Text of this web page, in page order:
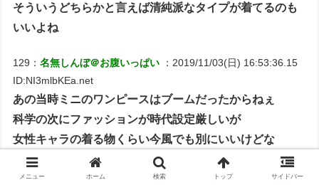
そういうどちらかと言えば清純派なタイプが着てるのも
いいよね
129：名無しんぼ＠お腹いっぱい
：2019/11/03(日) 16:53:36.15
ID:NI3mlbKEa.net
あの当時ミニのワンピースはブームだったからねぇ
科学の次にファッションが時代設定厳しいが
女性キャラの着る物くらい今風でも別にいいけどな
130：名無しんぼ＠お腹いっぱい：2019/11/03(日) 17:02:38.27
メニュー ホーム 検索 トップ サイドバー